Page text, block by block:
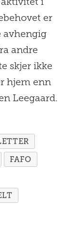
aktivitet i
er
avhengig
andre
skjer ikke
hjem enn
Leegaard.
FAFO